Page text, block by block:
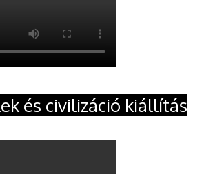
és civilizáció kiállítás